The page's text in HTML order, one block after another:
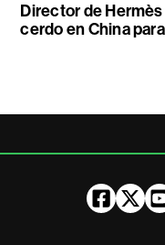
Director de
cerdo en China